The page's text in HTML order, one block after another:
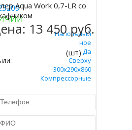
Напольный
Компрессорное
Да
Сверху
300х290х860
Компрессорные
Aqua Work 0,7-LR со
13 450 руб.
(шт)